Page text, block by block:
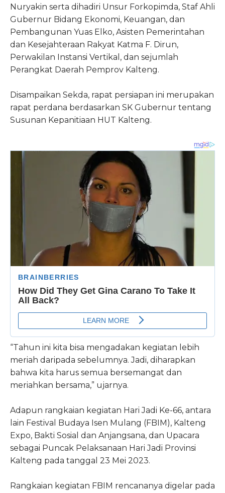
Nuryakin serta dihadiri Unsur Forkopimda, Staf Ahli
Gubernur Bidang Ekonomi, Keuangan, dan
Pembangunan Yuas Elko, Asisten Pemerintahan
dan Kesejahteraan Rakyat Katma F. Dirun,
Perwakilan Instansi Vertikal, dan sejumlah
Perangkat Daerah Pemprov Kalteng.
Disampaikan Sekda, rapat persiapan ini merupakan
rapat perdana berdasarkan SK Gubernur tentang
Susunan Kepanitiaan HUT Kalteng.
“Tahun ini kita bisa mengadakan kegiatan lebih
meriah daripada sebelumnya. Jadi, diharapkan
bahwa kita harus semua bersemangat dan
meriahkan bersama,” ujarnya.
Adapun rangkaian kegiatan Hari Jadi Ke-66, antara
lain Festival Budaya Isen Mulang (FBIM), Kalteng
Expo, Bakti Sosial dan Anjangsana, dan Upacara
sebagai Puncak Pelaksanaan Hari Jadi Provinsi
Kalteng pada tanggal 23 Mei 2023.
Rangkaian kegiatan FBIM rencananya digelar pada